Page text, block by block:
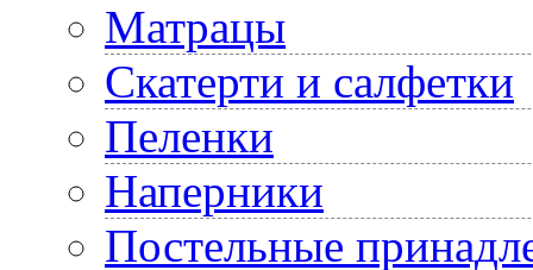
Матрацы
Скатерти и салфетки
Пеленки
Наперники
Постельные